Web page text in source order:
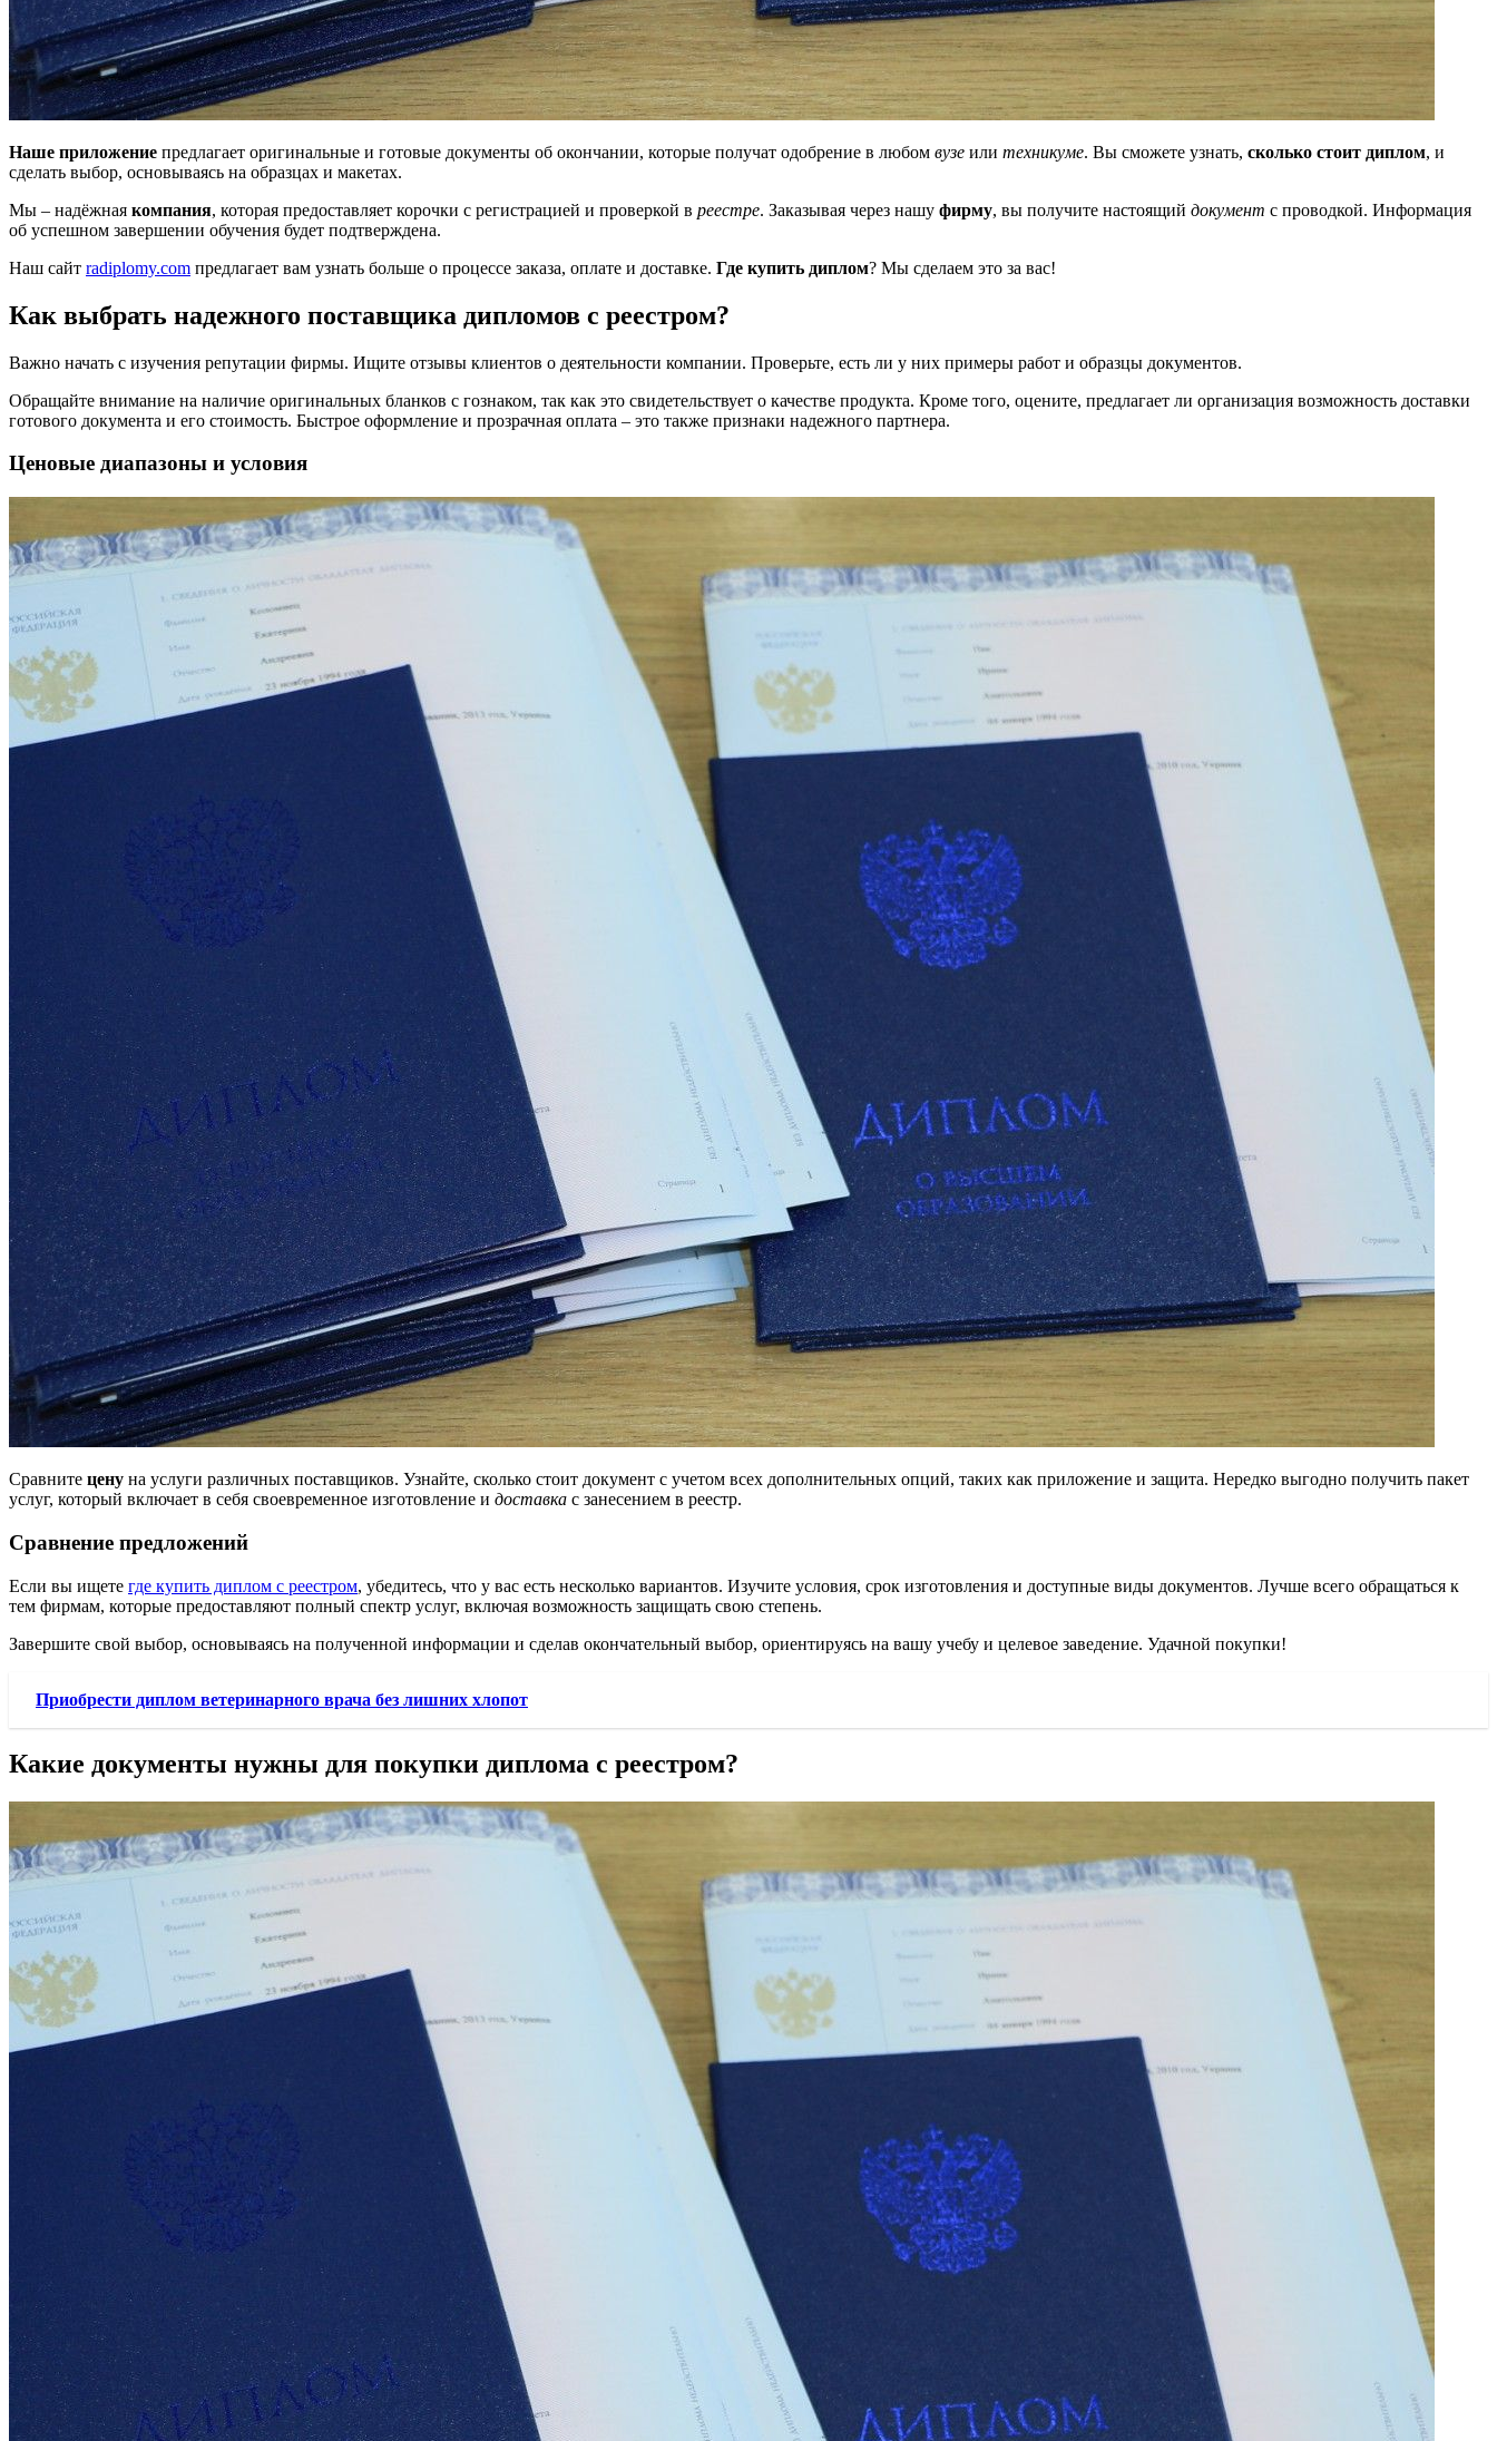
Наше приложение предлагает оригинальные и готовые документы об окончании, которые получат одобрение в любом вузе или техникуме. Вы сможете узнать, сколько стоит диплом, и
сделать выбор, основываясь на образцах и макетах.
Мы – надёжная компания, которая предоставляет корочки с регистрацией и проверкой в реестре. Заказывая через нашу фирму, вы получите настоящий документ с проводкой. Информация
об успешном завершении обучения будет подтверждена.
Наш сайт radiplomy.com предлагает вам узнать больше о процессе заказа, оплате и доставке. Где купить диплом? Мы сделаем это за вас!
Как выбрать надежного поставщика дипломов с реестром?
Важно начать с изучения репутации фирмы. Ищите отзывы клиентов о деятельности компании. Проверьте, есть ли у них примеры работ и образцы документов.
Обращайте внимание на наличие оригинальных бланков с гознаком, так как это свидетельствует о качестве продукта. Кроме того, оцените, предлагает ли организация возможность доставки
готового документа и его стоимость. Быстрое оформление и прозрачная оплата – это также признаки надежного партнера.
Ценовые диапазоны и условия
Сравните цену на услуги различных поставщиков. Узнайте, сколько стоит документ с учетом всех дополнительных опций, таких как приложение и защита. Нередко выгодно получить пакет
услуг, который включает в себя своевременное изготовление и доставка с занесением в реестр.
Сравнение предложений
Если вы ищете где купить диплом с реестром, убедитесь, что у вас есть несколько вариантов. Изучите условия, срок изготовления и доступные виды документов. Лучше всего обращаться к
тем фирмам, которые предоставляют полный спектр услуг, включая возможность защищать свою степень.
Завершите свой выбор, основываясь на полученной информации и сделав окончательный выбор, ориентируясь на вашу учебу и целевое заведение. Удачной покупки!
Приобрести диплом ветеринарного врача без лишних хлопот
Какие документы нужны для покупки диплома с реестром?